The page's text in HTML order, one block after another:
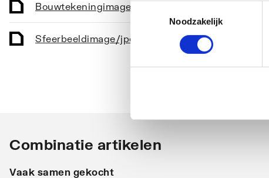
Toestemmingsselectie
Noodzakelijk
Glansgraad
Diameter afvoergat
Nee
Bouwtekeningimage/png
Sfeerbeeldimage/jpeg
Combinatie artikelen
Vaak samen gekocht